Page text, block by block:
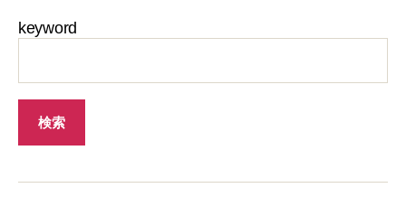
keyword